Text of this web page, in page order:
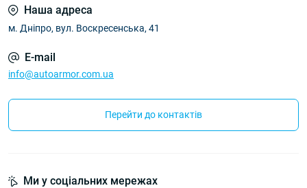
Наша адреса
м. Дніпро, вул. Воскресенська, 41
E-mail
info@autoarmor.com.ua
Перейти до контактів
Ми у соціальних мережах